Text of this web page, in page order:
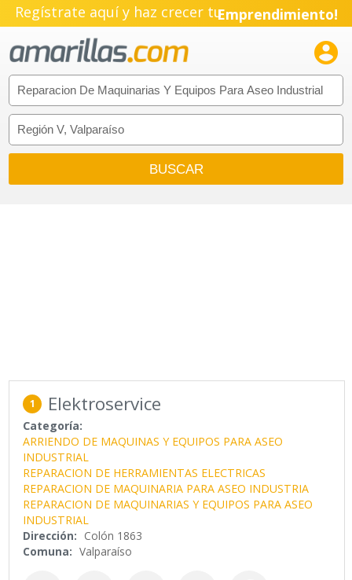
Regístrate aquí y haz crecer tuEmprendimiento!

1 Elektroservice
Categoría:
ARRIENDO DE MAQUINAS Y EQUIPOS PARA ASEO
INDUSTRIAL
REPARACION DE HERRAMIENTAS ELECTRICAS
REPARACION DE MAQUINARIA PARA ASEO INDUSTRIA
REPARACION DE MAQUINARIAS Y EQUIPOS PARA ASEO
INDUSTRIAL
Dirección: Colón 1863
Comuna: Valparaíso